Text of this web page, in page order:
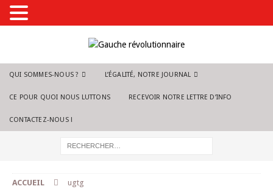
QUI SOMMES-NOUS ? L’ÉGALITÉ, NOTRE JOURNAL
CE POUR QUOI NOUS LUTTONS RECEVOIR NOTRE LETTRE D’INFO
CONTACTEZ-NOUS !
ACCUEIL ugtg